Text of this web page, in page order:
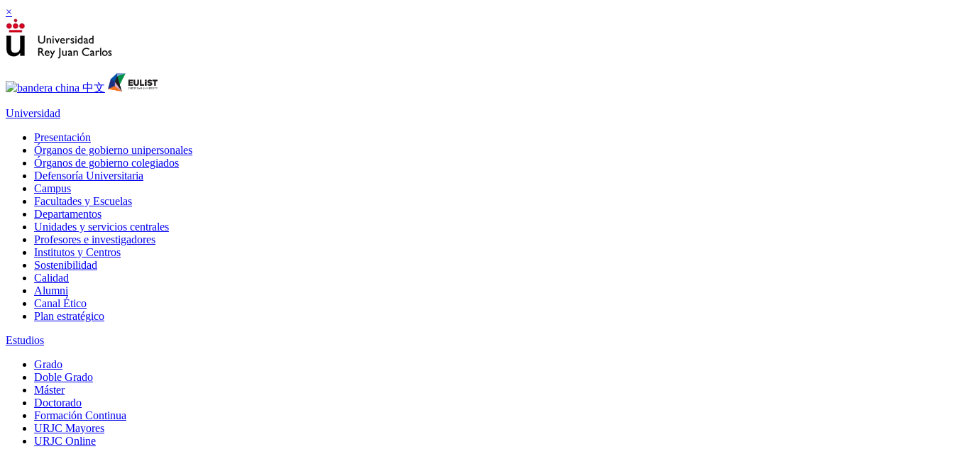
×
Universidad
Presentación
Órganos de gobierno unipersonales
Órganos de gobierno colegiados
Defensoría Universitaria
Campus
Facultades y Escuelas
Departamentos
Unidades y servicios centrales
Profesores e investigadores
Institutos y Centros
Sostenibilidad
Calidad
Alumni
Canal Ético
Plan estratégico
Estudios
Grado
Doble Grado
Máster
Doctorado
Formación Continua
URJC Mayores
URJC Online